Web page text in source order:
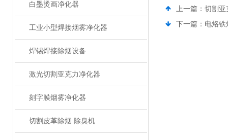
白墨烫画净化器
工业小型焊接烟雾净化器
焊锡焊接除烟设备
激光切割亚克力净化器
刻字膜烟雾净化器
切割皮革除烟 除臭机
上一篇： 切割亚
下一篇： 电烙铁